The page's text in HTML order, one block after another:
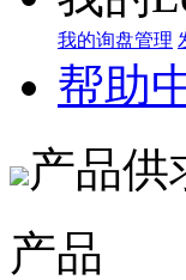
我的询盘管理
帮助
产品供
产品